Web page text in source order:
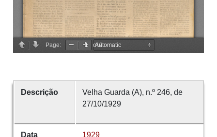
Descrição
Velha Guarda (A), n.º 246, de
27/10/1929
Data 1929